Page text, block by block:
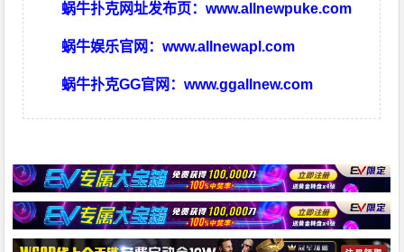
蜗牛扑克网址发布页：www.allnewpuke.com
蜗牛娱乐官网：www.allnewapl.com
蜗牛扑克GG官网：www.ggallnew.com